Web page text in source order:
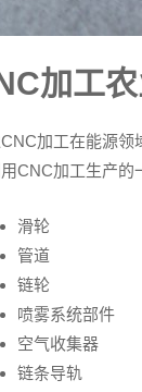
加工
加工在能源领
CNC加工生产的
滑轮
管道
链轮
喷雾系统部件
空气收集器
链条导轨